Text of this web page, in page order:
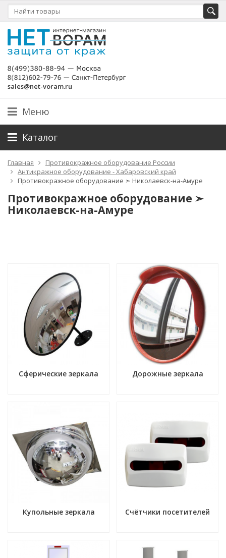
sales@net-voram.ru
Меню
Каталог
Главная
Противокражное оборудование России
Антикражное оборудование - Хабаровский край
Противокражное оборудование ➣ Николаевск-на-Амуре
Противокражное оборудование ➣
Николаевск-на-Амуре
Сферические зеркала Дорожные зеркала
Купольные зеркала Счётчики посетителей